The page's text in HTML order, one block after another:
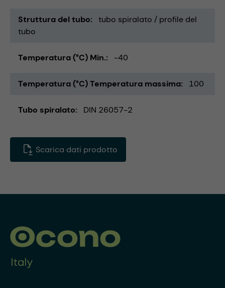
Struttura del tubo
tubo spiralato / profile del
tubo
Temperatura (°C) Min. -40
Temperatura (°C) Temperatura massima 100
Tubo spiralato DIN 26057-2
Scarica dati prodotto